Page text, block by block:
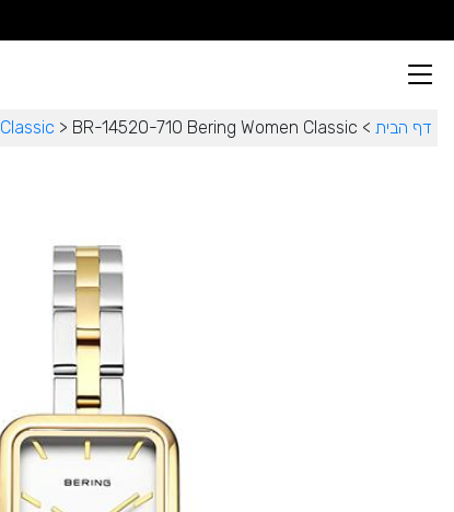
דף הבית >
Classic > BR-14520-710 Bering Women Classic